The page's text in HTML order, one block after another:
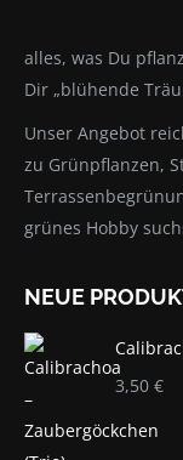
alles, was Du
Dir „blühende
Unser Angebot
zu Grünpflanzen,
grünes Hobby
NEUE
3,50 €